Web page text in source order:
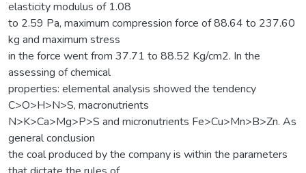
elasticity modulus of 1.08
to 2.59 Pa, maximum compression force of 88.64 to 237.60
kg and maximum stress
in the force went from 37.71 to 88.52 Kg/cm2. In the
assessing of chemical
properties: elemental analysis showed the tendency
C>O>H>N>S, macronutrients
N>K>Ca>Mg>P>S and micronutrients Fe>Cu>Mn>B>Zn. As
general conclusion
the coal produced by the company is within the parameters